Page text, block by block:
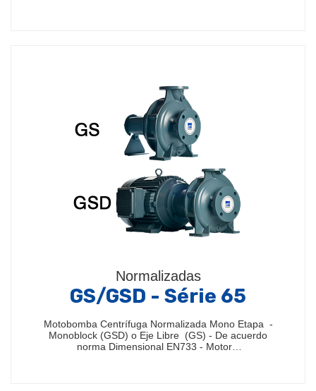
Normalizadas
GS/GSD - Série 65
Motobomba Centrífuga Normalizada Mono Etapa -
Monoblock (GSD) o Eje Libre (GS) - De acuerdo
norma Dimensional EN733 - Motor…